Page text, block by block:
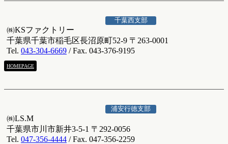
千葉西支部
㈱KSファクトリー
千葉県千葉市稲毛区長沼原町52-9 〒263-0001
Tel. 043-304-6669 / Fax. 043-376-9195
HOMEPAGE
浦安行徳支部
㈱LS.M
千葉県市川市新井3-5-1 〒292-0056
Tel. 047-356-4444 / Fax. 047-356-2259